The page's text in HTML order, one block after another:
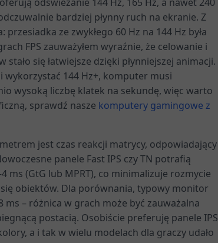
bardziej płynny ruch na ekranie. Z
ze zwykłego 60 Hz na 144 Hz była
FPS zauważyłem wyraźnie, że celowanie i
stało się łatwiejsze dzięki płynniejszej animacji.
wykorzystać 144 Hz+, komputer musi
wysoką liczbę klatek na sekundę, więc warto
sprawdź nasze komputery gamingowe z
jest czas reakcji matrycy, odpowiadający
panele Fast IPS czy TN potrafią
ms (GtG lub MPRT), co minimalizuje rozmycie
obiektów. Dla porównania, typowy monitor
ms – różnica w grach może być zauważalna
postacią. Osobiście preferuję panele IPS
a i tak w wielu modelach dla graczy udało